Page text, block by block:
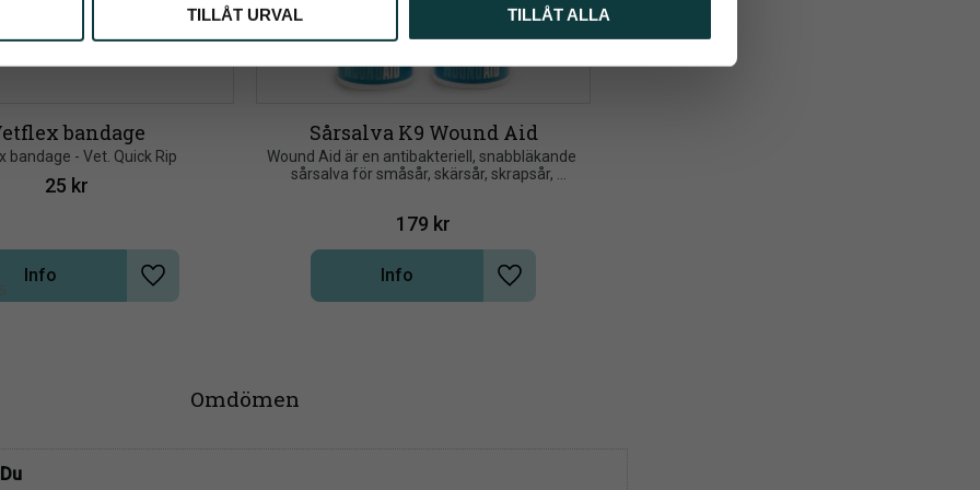
TILLÅT URVAL TILLÅT ALLA
Omdömen
Du
bandage
bandage - Vet. Quick Rip
25 kr
Lägg till i önskelista
Info
Sårsalva K9 Wound Aid
Wound Aid är en antibakteriell, snabbläkande
sårsalva för småsår, skärsår, skrapsår,
179 kr
Lägg till i önskelista
Info